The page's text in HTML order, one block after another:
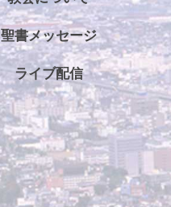
聖書メッセージ
ライブ配信